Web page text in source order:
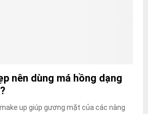
nên dùng má hồng dạng
up giúp gương mặt của các nàng